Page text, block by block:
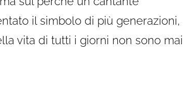
il simbolo di più generazioni,
vita di tutti i giorni non sono mai